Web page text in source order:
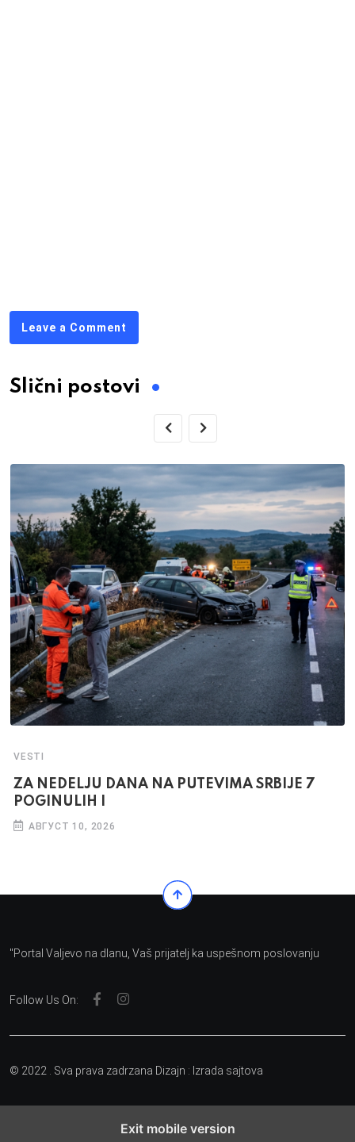
Leave a Comment
Slični postovi
VESTI
ZA NEDELJU DANA NA PUTEVIMA SRBIJE 7
POGINULIH I
АВГУСТ 10, 2026
"Portal Valjevo na dlanu, Vaš prijatelj ka uspešnom poslovanju
Follow Us On:
© 2022 . Sva prava zadrzana Dizajn : Izrada sajtova
Exit mobile version